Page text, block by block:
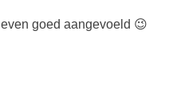
goed aangevoeld 😉